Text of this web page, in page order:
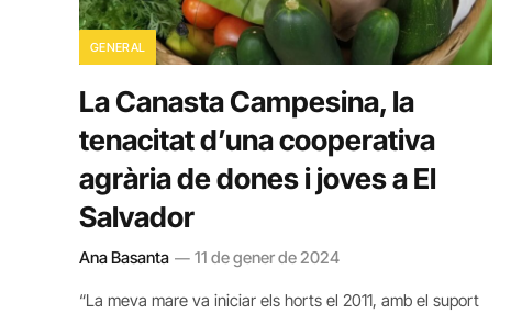
GENERAL
La Canasta Campesina, la
tenacitat d’una cooperativa
agrària de dones i joves a El
Salvador
Ana Basanta 11 de gener de 2024
“La meva mare va iniciar els horts el 2011, amb el suport